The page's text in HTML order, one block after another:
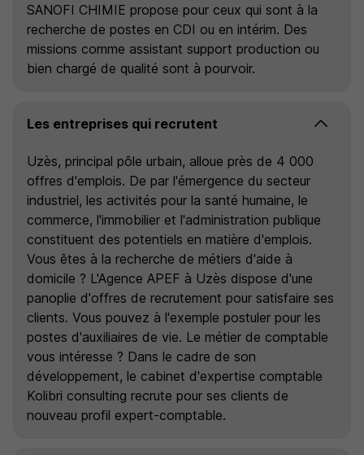
SANOFI CHIMIE propose pour ceux qui sont à la
recherche de postes en CDI ou en intérim. Des
missions comme assistant support production ou
bien chargé de qualité sont à pourvoir.
Les entreprises qui recrutent
Uzès, principal pôle urbain, alloue près de 4 000
offres d'emplois. De par l'émergence du secteur
industriel, les activités pour la santé humaine, le
commerce, l'immobilier et l'administration publique
constituent des potentiels en matière d'emplois.
Vous êtes à la recherche de métiers d'aide à
domicile ? L'Agence APEF à Uzès dispose d'une
panoplie d'offres de recrutement pour satisfaire ses
clients. Vous pouvez à l'exemple postuler pour les
postes d'auxiliaires de vie. Le métier de comptable
vous intéresse ? Dans le cadre de son
développement, le cabinet d'expertise comptable
Kolibri consulting recrute pour ses clients de
nouveau profil expert-comptable.